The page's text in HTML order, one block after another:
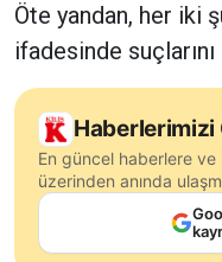
Öte yandan, her iki
ifadesinde
Haberlerimizi
En güncel haberlere
üzerinden anında